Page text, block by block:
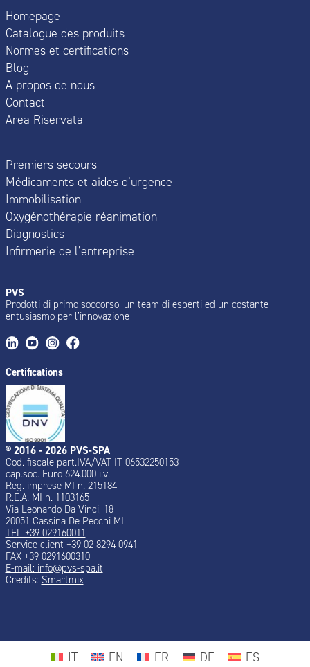
Homepage
Catalogue des produits
Normes et certifications
Blog
A propos de nous
Contact
Area Riservata
Premiers secours
Médicaments et aides d’urgence
Immobilisation
Oxygénothérapie réanimation
Diagnostics
Infirmerie de l’entreprise
PVS
Prodotti di primo soccorso, un team di esperti ed un costante
entusiasmo per l’innovazione
Certifications
® 2016 - 2026 PVS-SPA
Cod. fiscale part.IVA/VAT IT 06532250153
cap.soc. Euro 624.000 i.v.
Reg. imprese MI n. 215184
R.E.A. MI n. 1103165
Via Leonardo Da Vinci, 18
20051 Cassina De Pecchi MI
TEL +39 029160011
Service client +39 02 8294 0941
FAX +39 0291600310
E-mail: info@pvs-spa.it
Credits: Smartmix
IT EN FR DE ES